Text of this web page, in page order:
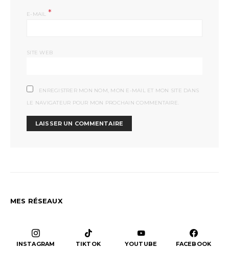
E-MAIL *
SITE WEB
ENREGISTRER MON NOM, MON E-MAIL ET MON SITE DANS
LE NAVIGATEUR POUR MON PROCHAIN COMMENTAIRE.
MES RÉSEAUX
INSTAGRAM TIKTOK YOUTUBE FACEBOOK